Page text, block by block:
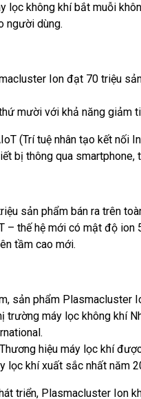
lọc không khí bắt muỗi
người dùng.
Ion đạt 70 triệu
mười với khả năng giảm
(Trí tuệ nhân tạo kết nối
bị thông qua smartphone,
sản phẩm bán ra trên
– thế hệ mới có mật độ
tầm cao mới.
sản phẩm Plasmacluster
trường máy lọc không khí
hiệu máy lọc khí
lọc khí xuất sắc nhất năm
triển, Plasmacluster Ion